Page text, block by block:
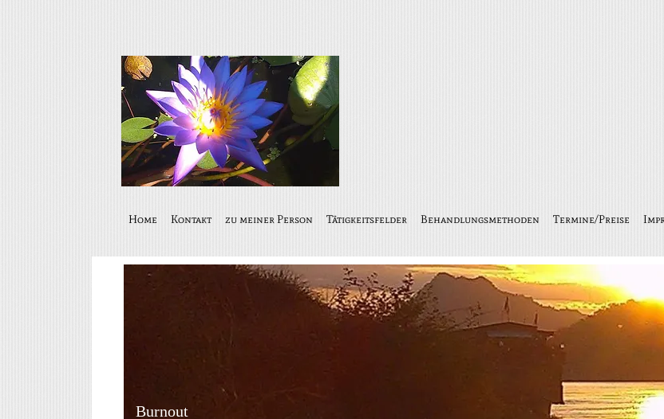
Home Kontakt zu meiner Person Tätigkeitsfelder Behandlungsmethoden Termine/Preise
Burnout